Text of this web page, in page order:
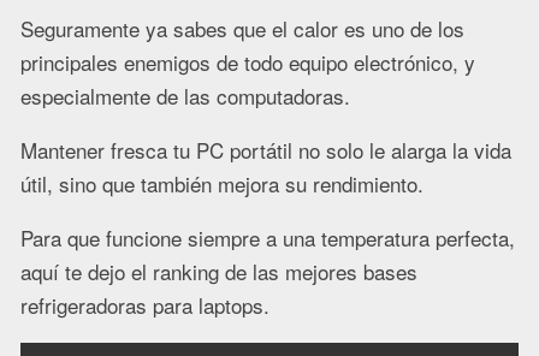
Seguramente ya sabes que el calor es uno de los
principales enemigos de todo equipo electrónico, y
especialmente de las computadoras.
Mantener fresca tu PC portátil no solo le alarga la vida
útil, sino que también mejora su rendimiento.
Para que funcione siempre a una temperatura perfecta,
aquí te dejo el ranking de las mejores bases
refrigeradoras para laptops.